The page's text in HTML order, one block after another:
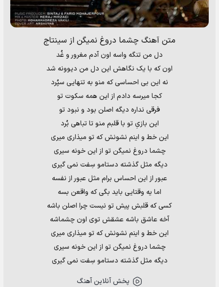
متن آهنگ چشما دروغ نمیگن از سینتاج
دل من تنگه واسه اون آدم مغرور و غُد
اون که با یک نگاهش این دل من‌ دیوونه شد
نه این بی احساسی که منو به تنهایی سپُرد
کجا میرسه دادم از این همه سکوت تو
فرقی نداره دیگه اصلن بود و‌ نبود تو
این بازیِ تو با قلبم منو تا تباهی بُرد
این خط و اینم نشونش که تو میذاری میری
چشما دروغ نمیگن تو از این خونه سیری
دیگه مثل گذشته دستامو سِفت نمی گیری
عبور از این احساس برام مثل عبور از نفسه
اما یه وقتایی باید بگی که واقعن بسه
کسی که قلبش پیش تو نیست چرا اصلن باشه
آخه عاشق باشه عشقش توی اون چشماشه
این خط و اینم نشونش که تو میذاری میری
چشما دروغ نمیگن تو از این خونه سیری
دیگه مثل گذشته دستامو سِفت نمی گیری
پخش آنلاین آهنگ